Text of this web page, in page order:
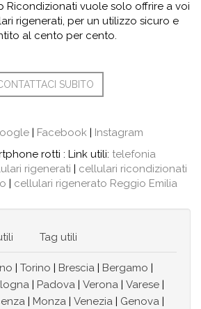
Ricondizionati vuole solo offrire a voi
rigenerati, per un utilizzo sicuro e
al cento per cento.
SUBITO
| Facebook|
Instagram
rotti : Link utili: telefonia
rigenerati
cellulari ricondizionati
cellulari rigenerato Reggio Emilia
Tag utili
Torino Brescia Bergamo
Padova Verona Varese
Monza Venezia Genova